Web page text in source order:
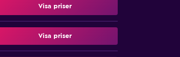
Visa priser
Visa priser